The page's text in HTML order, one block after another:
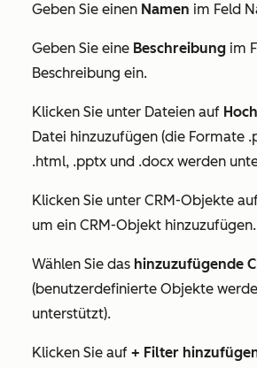
Geben Sie einen Namen im Feld
Geben Sie eine Beschreibung im
Beschreibung ein.
Klicken Sie unter Dateien auf
Datei hinzuzufügen (die Formate
.html, .pptx und .docx werden
Klicken Sie unter CRM-Objekte
um ein CRM-Objekt hinzuzufügen.
Wählen Sie das hinzuzufügende
(benutzerdefinierte Objekte
unterstützt).
Klicken Sie auf + Filter